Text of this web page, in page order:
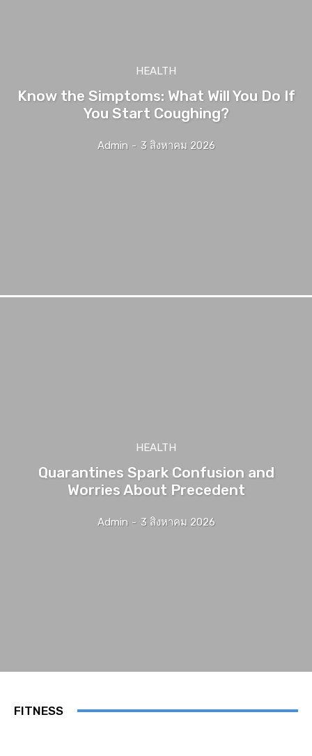
HEALTH
Know the Simptoms: What Will You Do If
You Start Coughing?
Admin - 3 สิงหาคม 2026
HEALTH
Quarantines Spark Confusion and
Worries About Precedent
Admin - 3 สิงหาคม 2026
FITNESS